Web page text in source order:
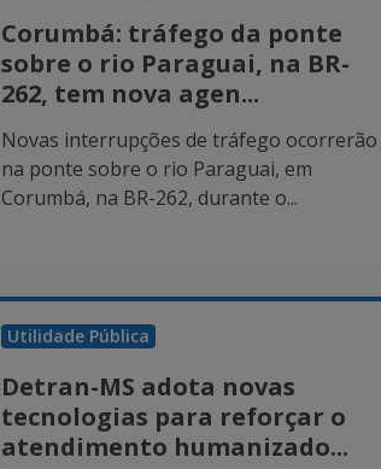
Corumbá: tráfego da ponte
sobre o rio Paraguai, na BR-
262, tem nova agen...
Novas interrupções de tráfego ocorrerão
na ponte sobre o rio Paraguai, em
Corumbá, na BR-262, durante o...
Utilidade Pública
Detran-MS adota novas
tecnologias para reforçar o
atendimento humanizado...